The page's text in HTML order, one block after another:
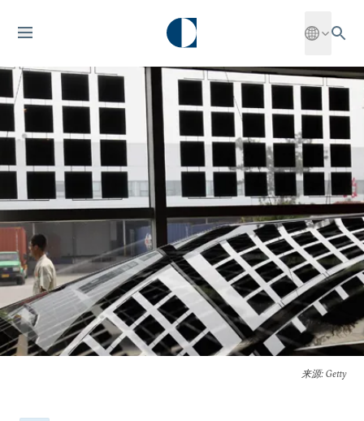
来源: Getty